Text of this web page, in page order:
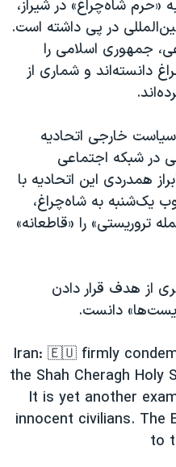
شاه‌چراغ» در شیراز،
در پی داشته است.
جمهوری اسلامی را
دانسته‌اند و شماری از
خارجی اتحادیه
در پیامی در شبکه اجتماعی
همدردی این اتحادیه با
یک‌شنبه به شاه‌چراغ،
تروریستی» را «قاطعانه»
از هدف قرار دادن
دانست.
Iran: 🇪🇺 firmly
the Shah Cheragh Holy
It is yet another
innocent civilians. The
to